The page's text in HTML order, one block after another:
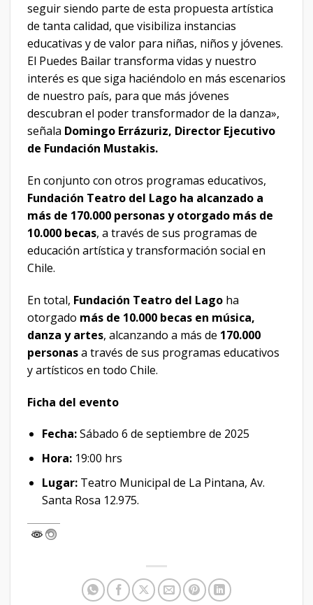
seguir siendo parte de esta propuesta artística
de tanta calidad, que visibiliza instancias
educativas y de valor para niñas, niños y jóvenes.
El Puedes Bailar transforma vidas y nuestro
interés es que siga haciéndolo en más escenarios
de nuestro país, para que más jóvenes
descubran el poder transformador de la danza»,
señala Domingo Errázuriz, Director Ejecutivo
de Fundación Mustakis.
En conjunto con otros programas educativos,
Fundación Teatro del Lago ha alcanzado a
más de 170.000 personas y otorgado más de
10.000 becas, a través de sus programas de
educación artística y transformación social en
Chile.
En total, Fundación Teatro del Lago ha
otorgado más de 10.000 becas en música,
danza y artes, alcanzando a más de 170.000
personasa través de sus programas educativos
y artísticos en todo Chile.
Ficha del evento
Fecha:Sábado 6 de septiembre de 2025
Hora:19:00 hrs
Lugar:Teatro Municipal de La Pintana, Av.
Santa Rosa 12.975.